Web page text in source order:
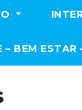
– BEM ESTAR